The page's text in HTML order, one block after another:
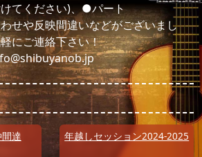
てください)、●パート
せや反映間違いなどがございまし
にご連絡下さい！
ョン
達
年越しセッション2024-2025